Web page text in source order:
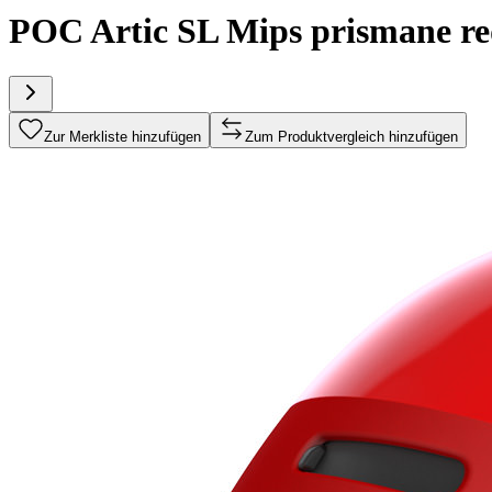
POC Artic SL Mips prismane
Zur Merkliste hinzufügen Zum Produktvergleich hinzufügen